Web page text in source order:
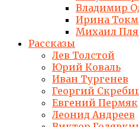
Владимир
Ирина
Михаил
Рассказы
Лев Толстой
Юрий Коваль
Иван Тургенев
Георгий
Евгений Пермяк
Леонид Андреев